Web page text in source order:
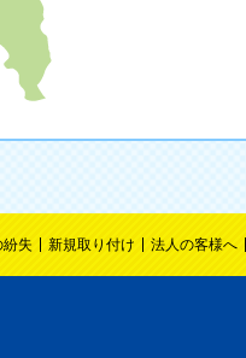
失 新規取り付け 法人の客様へ